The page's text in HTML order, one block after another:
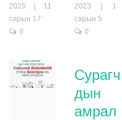
2025 | 11
сарын 17
0
2023 | 1
сарын 5
0
Сурагч
дын
амрал